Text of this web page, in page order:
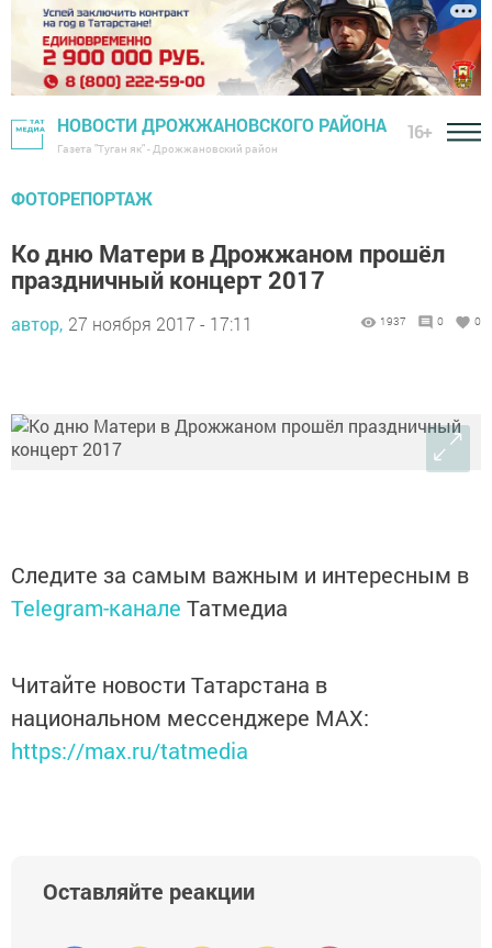
НОВОСТИ ДРОЖЖАНОВСКОГО РАЙОНА
Газета "Туган як" - Дрожжановский район
16+
ФОТОРЕПОРТАЖ
Ко дню Матери в Дрожжаном прошёл
праздничный концерт 2017
автор, 27 ноября 2017 - 17:11 1937 0 0
Следите за самым важным и интересным в
Telegram-канале Татмедиа
Читайте новости Татарстана в
национальном мессенджере MАХ:
https://max.ru/tatmedia
Оставляйте реакции